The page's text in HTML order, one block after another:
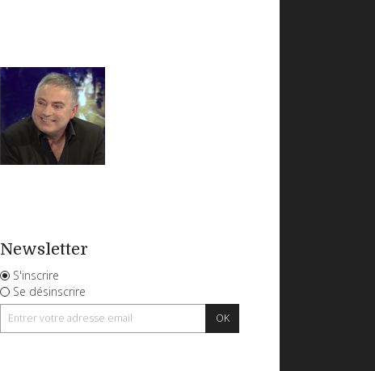
Newsletter
S'inscrire
Se désinscrire